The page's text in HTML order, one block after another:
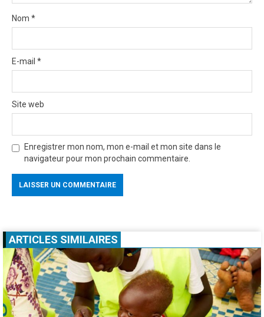
Nom *
E-mail *
Site web
Enregistrer mon nom, mon e-mail et mon site dans le
navigateur pour mon prochain commentaire.
ARTICLES SIMILAIRES